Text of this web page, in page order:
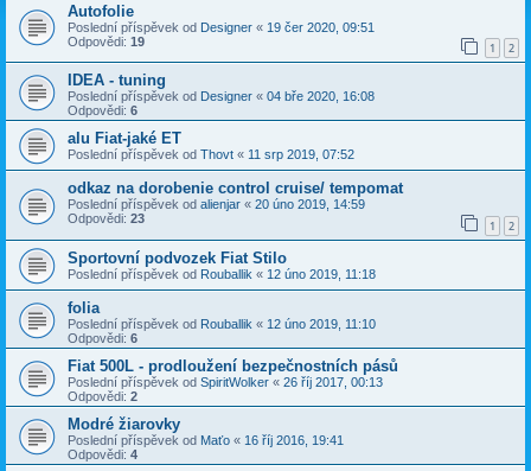
Autofolie
Poslední příspěvek od Designer « 19 čer 2020, 09:51
Odpovědi: 19 1 2
IDEA - tuning
Poslední příspěvek od Designer « 04 bře 2020, 16:08
Odpovědi: 6
alu Fiat-jaké ET
Poslední příspěvek od Thovt « 11 srp 2019, 07:52
odkaz na dorobenie control cruise/ tempomat
Poslední příspěvek od alienjar « 20 úno 2019, 14:59
Odpovědi: 23 1 2
Sportovní podvozek Fiat Stilo
Poslední příspěvek od Rouballik « 12 úno 2019, 11:18
folia
Poslední příspěvek od Rouballik « 12 úno 2019, 11:10
Odpovědi: 6
Fiat 500L - prodloužení bezpečnostních pásů
Poslední příspěvek od SpiritWolker « 26 říj 2017, 00:13
Odpovědi: 2
Modré žiarovky
Poslední příspěvek od Maťo « 16 říj 2016, 19:41
Odpovědi: 4